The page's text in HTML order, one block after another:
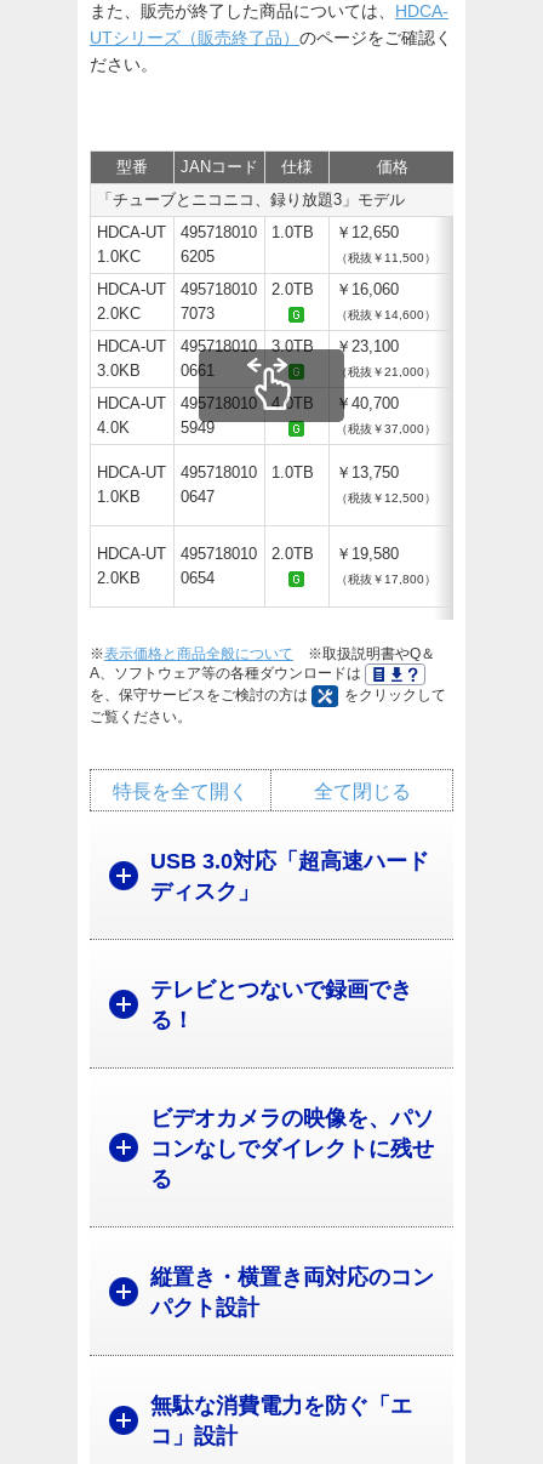
また、販売が終了した商品については、 HDCA-
UTシリーズ（販売終了品） のページをご確認く
ださい。
型番 JANコード 仕様 価格
「チューブとニコニコ、録り放題3」モデル
HDCA-UT
1.0KC
495718010
6205
1.0TB ￥12,650
（税抜￥11,500）
HDCA-UT
2.0KC
495718010
7073
2.0TB ￥16,060
（税抜￥14,600）
HDCA-UT
3.0KB
495718010
0661
3.0TB ￥23,100
（税抜￥21,000）
HDCA-UT
4.0K
495718010
5949
4.0TB ￥40,700
（税抜￥37,000）
HDCA-UT
1.0KB
495718010
0647
1.0TB ￥13,750
（税抜￥12,500）
HDCA-UT
2.0KB
495718010
0654
2.0TB ￥19,580
（税抜￥17,800）
※表示価格と商品全般について ※取扱説明書やQ＆
A、ソフトウェア等の各種ダウンロードは
を、保守サービスをご検討の方は
をクリックして
ご覧ください。
全て閉じる
特長を全て開く
USB 3.0対応「超高速ハード
ディスク」
テレビとつないで録画でき
る！
ビデオカメラの映像を、パソ
コンなしでダイレクトに残せ
る
縦置き・横置き両対応のコン
パクト設計
無駄な消費電力を防ぐ「エ
コ」設計